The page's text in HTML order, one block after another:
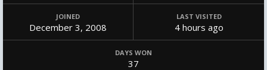
JOINED
December 3, 2008
LAST VISITED
4 hours ago
DAYS WON
37